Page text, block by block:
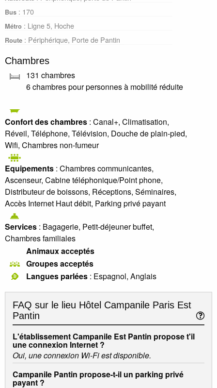
Bus : 170
Métro : Ligne 5, Hoche
Route : Périphérique, Porte de Pantin
Chambres
131 chambres
6 chambres pour personnes à mobilité réduite
Confort des chambres : Canal+, Climatisation,
Réveil, Téléphone, Télévision, Douche de plain-pied,
Wifi, Chambres non-fumeur
Equipements : Chambres communicantes,
Ascenseur, Cabine téléphonique/Point phone,
Distributeur de boissons, Réceptions, Séminaires,
Accès Internet Haut débit, Parking privé payant
Services : Bagagerie, Petit-déjeuner buffet,
Chambres familiales
Animaux acceptés
Groupes acceptés
Langues parlées : Espagnol, Anglais
FAQ sur le lieu Hôtel Campanile Paris Est
Pantin
L'établissement Campanile Est Pantin propose t'il
une connexion Internet ?
Oui, une connexion Wi-Fi est disponible.
Campanile Pantin propose-t-il un parking privé
payant ?